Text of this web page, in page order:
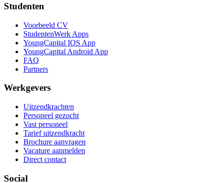
Studenten
Voorbeeld CV
StudentenWerk Apps
YoungCapital IOS App
YoungCapital Android App
FAQ
Partners
Werkgevers
Uitzendkrachten
Personeel gezocht
Vast personeel
Tarief uitzendkracht
Brochure aanvragen
Vacature aanmelden
Direct contact
Social